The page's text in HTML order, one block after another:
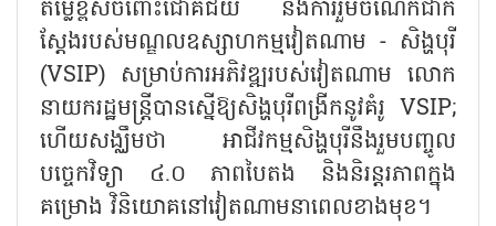
តម្លៃខ្ពស់ចំពោះជោគជ័យ និងការរួមចំណែកជាក់
ស្តែងរបស់មណ្ឌលឧស្សាហកម្មវៀតណាម - សិង្ហបុរី
(VSIP) សម្រាប់ការអភិវឌ្ឍរបស់វៀតណាម លោក
នាយករដ្ឋមន្ត្រីបានស្នើឱ្យសិង្ហបុរីពង្រីកនូវគំរូ VSIP;
ហើយសង្ឈឹមថា អាជីវកម្មសិង្ហបុរីនឹងរួមបញ្ចូល
បច្ចេកវិទ្យា ៤.០ ភាពបៃតង និងនិរន្តរភាពក្នុង
គម្រោង វិនិយោគនៅវៀតណាមនាពេលខាងមុខ។